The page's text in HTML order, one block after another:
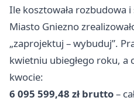
Ile kosztowała rozbudowa
Miasto Gniezno
„zaprojektuj – wybuduj”.
kwietniu ubiegłego roku, a
kwocie:
6 095 599,48 zł brutto–